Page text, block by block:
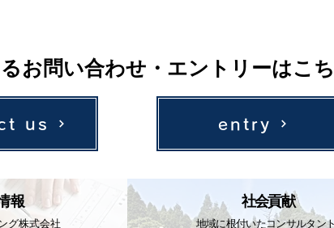
お問い合わせ・エントリーはこ
us entry
報
グ株式会社
社会貢献
地域に根付いたコンサルタント